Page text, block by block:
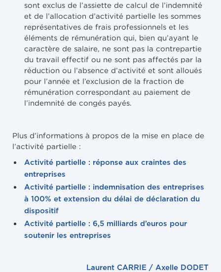
sont exclus de l’assiette de calcul de l’indemnité
et de l’allocation d’activité partielle les sommes
représentatives de frais professionnels et les
éléments de rémunération qui, bien qu’ayant le
caractère de salaire, ne sont pas la contrepartie
du travail effectif ou ne sont pas affectés par la
réduction ou l’absence d’activité et sont alloués
pour l’année et l’exclusion de la fraction de
rémunération correspondant au paiement de
l’indemnité de congés payés.
Plus d’informations à propos de la mise en place de
l’activité partielle :
Activité partielle : réponse aux craintes des
entreprises
Activité partielle : indemnisation des entreprises
à 100% et extension du délai de déclaration du
dispositif
Activité partielle : 6,5 milliards d’euros pour
soutenir les entreprises
Laurent CARRIE / Axelle DODET